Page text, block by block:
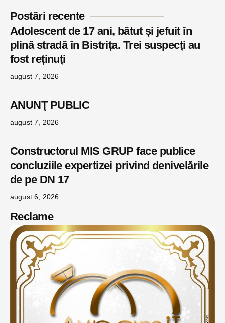
Postări recente
Adolescent de 17 ani, bătut și jefuit în
plină stradă în Bistrița. Trei suspecți au
fost reținuți
august 7, 2026
ANUNŢ PUBLIC
august 7, 2026
Constructorul MIS GRUP face publice
concluziile expertizei privind denivelările
de pe DN 17
august 6, 2026
Reclame